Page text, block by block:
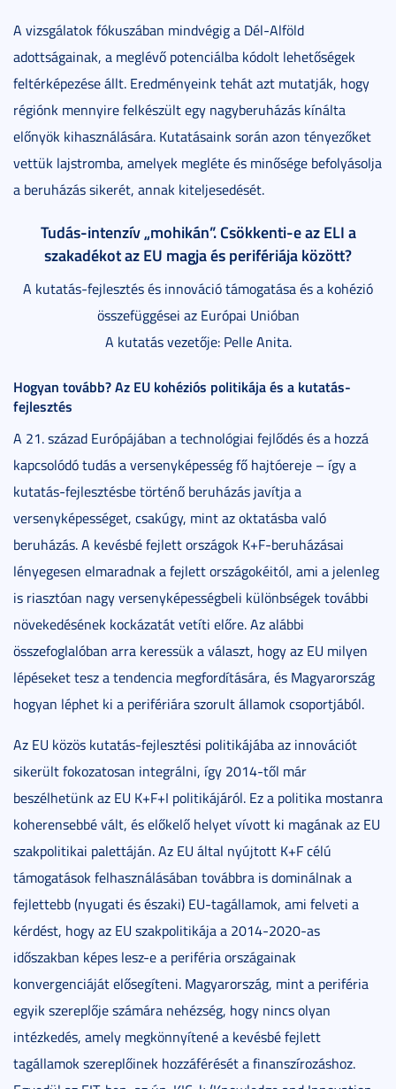
A vizsgálatok fókuszában mindvégig a Dél-Alföld
adottságainak, a meglévő potenciálba kódolt lehetőségek
feltérképezése állt. Eredményeink tehát azt mutatják, hogy
régiónk mennyire felkészült egy nagyberuházás kínálta
előnyök kihasználására. Kutatásaink során azon tényezőket
vettük lajstromba, amelyek megléte és minősége befolyásolja
a beruházás sikerét, annak kiteljesedését.
Tudás-intenzív „mohikán”. Csökkenti-e az ELI a
szakadékot az EU magja és perifériája között?
A kutatás-fejlesztés és innováció támogatása és a kohézió
összefüggései az Európai Unióban
A kutatás vezetője: Pelle Anita.
Hogyan tovább? Az EU kohéziós politikája és a kutatás-
fejlesztés
A 21. század Európájában a technológiai fejlődés és a hozzá
kapcsolódó tudás a versenyképesség fő hajtóereje – így a
kutatás-fejlesztésbe történő beruházás javítja a
versenyképességet, csakúgy, mint az oktatásba való
beruházás. A kevésbé fejlett országok K+F-beruházásai
lényegesen elmaradnak a fejlett országokéitól, ami a jelenleg
is riasztóan nagy versenyképességbeli különbségek további
növekedésének kockázatát vetíti előre. Az alábbi
összefoglalóban arra keressük a választ, hogy az EU milyen
lépéseket tesz a tendencia megfordítására, és Magyarország
hogyan léphet ki a perifériára szorult államok csoportjából.
Az EU közös kutatás-fejlesztési politikájába az innovációt
sikerült fokozatosan integrálni, így 2014-től már
beszélhetünk az EU K+F+I politikájáról. Ez a politika mostanra
koherensebbé vált, és előkelő helyet vívott ki magának az EU
szakpolitikai palettáján. Az EU által nyújtott K+F célú
támogatások felhasználásában továbbra is dominálnak a
fejlettebb (nyugati és északi) EU-tagállamok, ami felveti a
kérdést, hogy az EU szakpolitikája a 2014-2020-as
időszakban képes lesz-e a periféria országainak
konvergenciáját elősegíteni. Magyarország, mint a periféria
egyik szereplője számára nehézség, hogy nincs olyan
intézkedés, amely megkönnyítené a kevésbé fejlett
tagállamok szereplőinek hozzáférését a finanszírozáshoz.